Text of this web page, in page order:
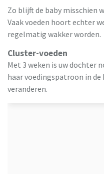
Zo blijft de baby misschien
Vaak voeden hoort echter
regelmatig wakker worden.
Cluster-voeden
Met 3 weken is uw dochter
haar voedingspatroon in de
veranderen.